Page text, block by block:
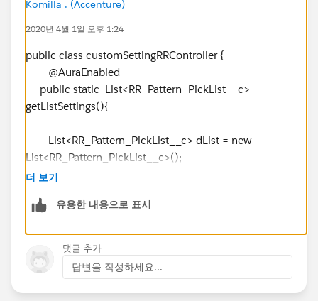
Komilla . (Accenture)
2020년 4월 1일 오후 1:24
public class customSettingRRController {
@AuraEnabled
public static List<RR_Pattern_PickList__c>
getListSettings(){
List<RR_Pattern_PickList__c> dList = new
List<RR_Pattern_PickList__c>();
dList = RR_Pattern_PickList__c.getall().values();
system.debug('dList--'+dList);
}
}
더 보기
유용한 내용으로 표시
댓글 추가
답변을 작성하세요...